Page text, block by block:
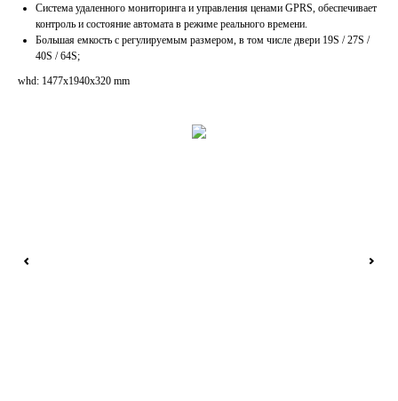
Система удаленного мониторинга и управления ценами GPRS, обеспечивает
контроль и состояние автомата в режиме реального времени.
Большая емкость с регулируемым размером, в том числе двери 19S / 27S /
40S / 64S;
whd: 1477x1940x320 mm